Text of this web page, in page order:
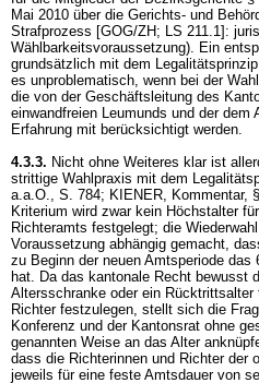
Mai 2010 über die Gerichts- und
Strafprozess [GOG/ZH; LS 211.1]:
Wählbarkeitsvoraussetzung). Ein
grundsätzlich mit dem
es unproblematisch, wenn bei der
die von der Geschäftsleitung des
einwandfreien Leumunds und der
Erfahrung mit berücksichtigt werden.
4.3.3. Nicht ohne Weiteres klar ist
strittige Wahlpraxis mit dem
a.a.O., S. 784; KIENER, Kommentar,
Kriterium wird zwar kein Höchstalter
Richteramts festgelegt; die
Voraussetzung abhängig gemacht,
zu Beginn der neuen Amtsperiode
hat. Da das kantonale Recht bewusst
Altersschranke oder ein Rücktrittsalter
Richter festzulegen, stellt sich die
Konferenz und der Kantonsrat ohne
genannten Weise an das Alter
dass die Richterinnen und Richter der
jeweils für eine feste Amtsdauer von